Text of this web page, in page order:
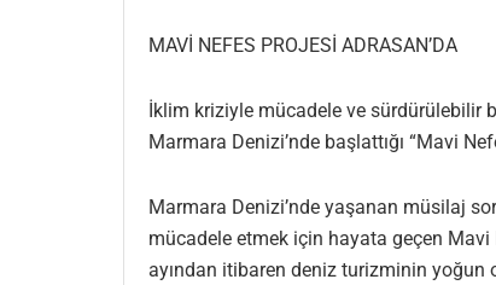
MAVİ NEFES PROJESİ ADRASAN’DA
İklim kriziyle mücadele ve sürdürülebilir
Marmara Denizi’nde başlattığı “Mavi
Marmara Denizi’nde yaşanan müsilaj
mücadele etmek için hayata geçen Mavi
ayından itibaren deniz turizminin yoğun